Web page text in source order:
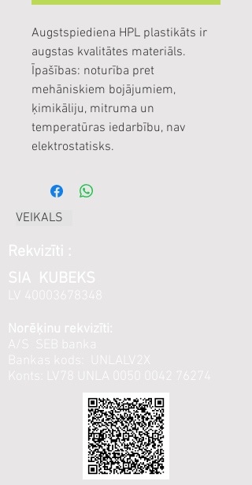
Augstspiediena HPL plastikāts ir
augstas kvalitātes materiāls.
Īpašības: noturība pret
mehāniskiem bojājumiem,
ķimikāliju, mitruma un
temperatūras iedarbību, nav
elektrostatisks.
VEIKALS
Rekvizīti :
SIA KUBEKS
LV 40003678348
Norēķinu rekvizīti:
A/S SEB banka
Bankas kods: UNLALV2X
Konts: LV78 UNLA
0050 0042 76274